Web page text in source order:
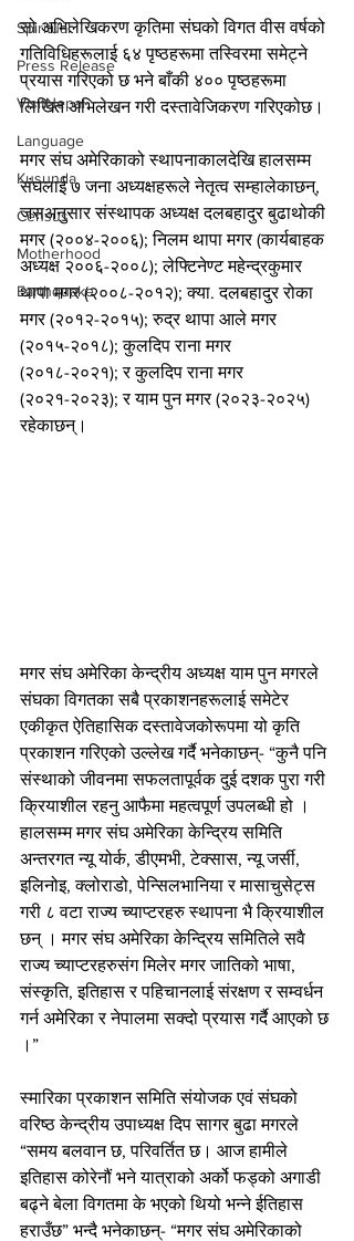
Spiritual
Press Release
VisitNepal
Language
Kusunda
Census
Motherhood
Earthquake
सो अभिलेखिकरण कृतिमा संघको विगत वीस वर्षको
गतिविधिहरूलाई ६४ पृष्ठहरूमा तस्विरमा समेट्ने
प्रयास गरिएको छ भने बाँकी ४०० पृष्ठहरूमा
लिखित अभिलेखन गरी दस्तावेजिकरण गरिएकोछ।
मगर संघ अमेरिकाको स्थापनाकालदेखि हालसम्म
संघलाई ७ जना अध्यक्षहरूले नेतृत्व सम्हालेकाछन्,
जसअनुसार संस्थापक अध्यक्ष दलबहादुर बुढाथोकी
मगर (२००४-२००६); निलम थापा मगर (कार्यबाहक
अध्यक्ष २००६-२००८); लेफ्टिनेण्ट महेन्द्रकुमार
थापा मगर (२००८-२०१२); क्या. दलबहादुर रोका
मगर (२०१२-२०१५); रुद्र थापा आले मगर
(२०१५-२०१८); कुलदिप राना मगर
(२०१८-२०२१); र कुलदिप राना मगर
(२०२१-२०२३); र याम पुन मगर (२०२३-२०२५)
रहेकाछन्।
मगर संघ अमेरिका केन्द्रीय अध्यक्ष याम पुन मगरले
संघका विगतका सबै प्रकाशनहरूलाई समेटेर
एकीकृत ऐतिहासिक दस्तावेजकोरूपमा यो कृति
प्रकाशन गरिएको उल्लेख गर्दै भनेकाछन्- “कुनै पनि
संस्थाको जीवनमा सफलतापूर्वक दुई दशक पुरा गरी
क्रियाशील रहनु आफैमा महत्वपूर्ण उपलब्धी हो ।
हालसम्म मगर संघ अमेरिका केन्द्रिय समिति
अन्तरगत न्यू योर्क, डीएमभी, टेक्सास, न्यू जर्सी,
इलिनोइ, क्लोराडो, पेन्सिलभानिया र मासाचुसेट्स
गरी ८ वटा राज्य च्याप्टरहरु स्थापना भै क्रियाशील
छन् । मगर संघ अमेरिका केन्द्रिय समितिले सवै
राज्य च्याप्टरहरुसंग मिलेर मगर जातिको भाषा,
संस्कृति, इतिहास र पहिचानलाई संरक्षण र सम्वर्धन
गर्न अमेरिका र नेपालमा सक्दो प्रयास गर्दै आएको छ
।”
स्मारिका प्रकाशन समिति संयोजक एवं संघको
वरिष्ठ केन्द्रीय उपाध्यक्ष दिप सागर बुढा मगरले
“समय बलवान छ, परिवर्तित छ। आज हामीले
इतिहास कोरेनौं भने यात्राको अर्को फड्को अगाडी
बढ्ने बेला विगतमा के भएको थियो भन्ने ईतिहास
हराउँछ” भन्दै भनेकाछन्- “मगर संघ अमेरिकाको